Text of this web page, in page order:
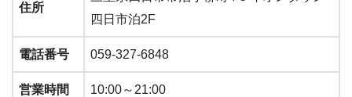
住所
四日市泊2F
電話番号 059-327-6848
営業時間 10:00～21:00